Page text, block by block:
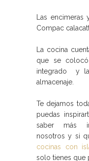
Las
Compac
La cocina
que se
integrado y
almacenaje.
Te dejamos
puedas
saber más
nosotros y si
cocinas con
solo tienes que